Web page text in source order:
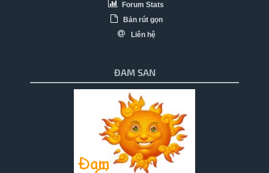
Forum Stats
Bản rút gọn
Liên hệ
ĐAM SAN